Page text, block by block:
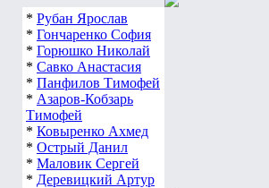
* Рубан Ярослав
* Гончаренко София
* Горюшко Николай
* Савко Анастасия
* Панфилов Тимофей
* Азаров-Кобзарь
Тимофей
* Ковыренко Ахмед
* Острый Данил
* Маловик Сергей
* Деревицкий Артур